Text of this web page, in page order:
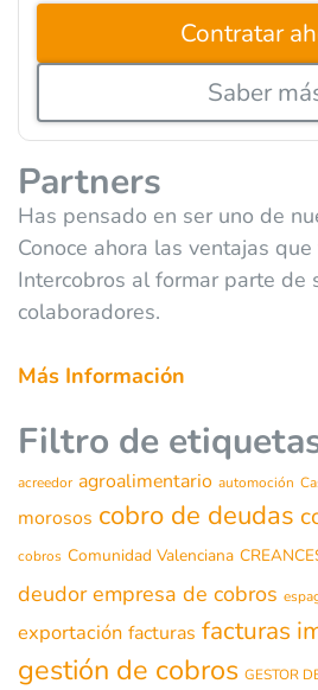
Contratar
Saber
Partners
Has pensado en ser uno de
Conoce ahora las ventajas
Intercobros al formar parte de
colaboradores.
Más Información
Filtro de
acreedor agroalimentario automoción
morosos cobro de deudas
cobros Comunidad Valenciana
deudor empresa de cobros
exportación facturas facturas
gestión de cobros GESTOR